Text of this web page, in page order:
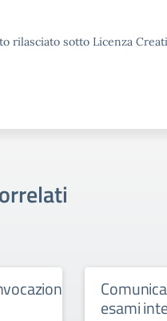
rilasciato sotto Licenza
esami